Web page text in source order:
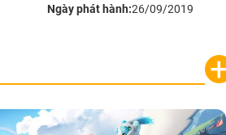
Ngày phát hành:26/09/2019